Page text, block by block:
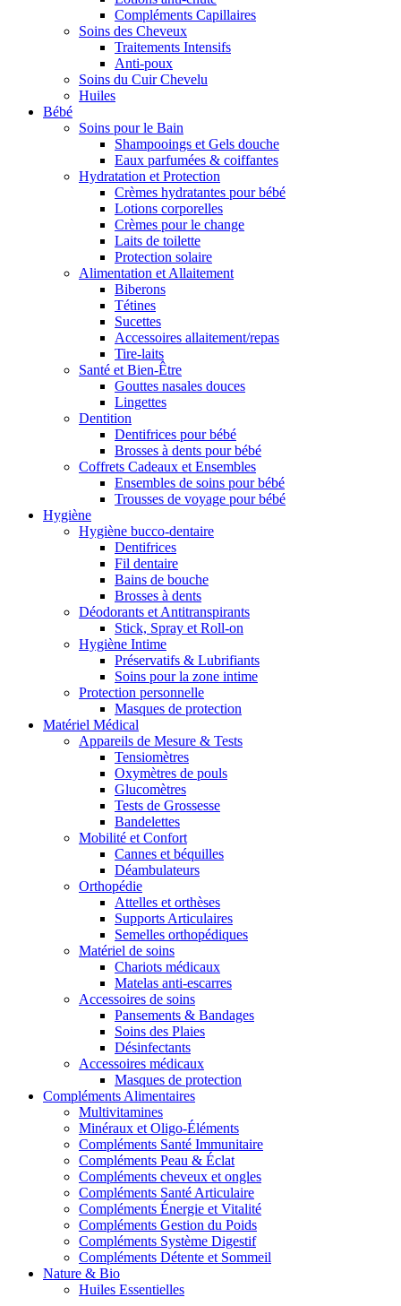
Compléments Capillaires
Soins des Cheveux
Traitements Intensifs
Anti-poux
Soins du Cuir Chevelu
Huiles
Bébé
Soins pour le Bain
Shampooings et Gels douche
Eaux parfumées & coiffantes
Hydratation et Protection
Crèmes hydratantes pour bébé
Lotions corporelles
Crèmes pour le change
Laits de toilette
Protection solaire
Alimentation et Allaitement
Biberons
Tétines
Sucettes
Accessoires allaitement/repas
Tire-laits
Santé et Bien-Être
Gouttes nasales douces
Lingettes
Dentition
Dentifrices pour bébé
Brosses à dents pour bébé
Coffrets Cadeaux et Ensembles
Ensembles de soins pour bébé
Trousses de voyage pour bébé
Hygiène
Hygiène bucco-dentaire
Dentifrices
Fil dentaire
Bains de bouche
Brosses à dents
Déodorants et Antitranspirants
Stick, Spray et Roll-on
Hygiène Intime
Préservatifs & Lubrifiants
Soins pour la zone intime
Protection personnelle
Masques de protection
Matériel Médical
Appareils de Mesure & Tests
Tensiomètres
Oxymètres de pouls
Glucomètres
Tests de Grossesse
Bandelettes
Mobilité et Confort
Cannes et béquilles
Déambulateurs
Orthopédie
Attelles et orthèses
Supports Articulaires
Semelles orthopédiques
Matériel de soins
Chariots médicaux
Matelas anti-escarres
Accessoires de soins
Pansements & Bandages
Soins des Plaies
Désinfectants
Accessoires médicaux
Masques de protection
Compléments Alimentaires
Multivitamines
Minéraux et Oligo-Éléments
Compléments Santé Immunitaire
Compléments Peau & Éclat
Compléments cheveux et ongles
Compléments Santé Articulaire
Compléments Énergie et Vitalité
Compléments Gestion du Poids
Compléments Système Digestif
Compléments Détente et Sommeil
Nature & Bio
Huiles Essentielles